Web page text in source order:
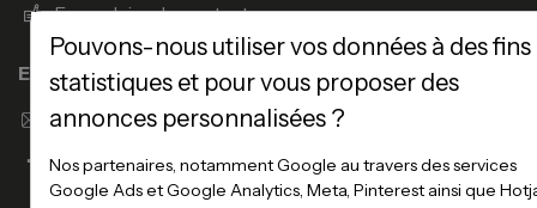
Formulaire de contact
Enseigne Atlas Home
Envoyer un email
Pouvons-nous utiliser vos données à des fins
statistiques et pour vous proposer des
annonces personnalisées ?
Nos partenaires, notamment Google au travers des services
Google Ads et Google Analytics, Meta, Pinterest ainsi que